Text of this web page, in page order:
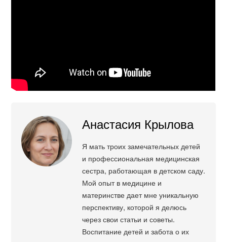
Анастасия Крылова
Я мать троих замечательных детей
и профессиональная медицинская
сестра, работающая в детском саду.
Мой опыт в медицине и
материнстве дает мне уникальную
перспективу, которой я делюсь
через свои статьи и советы.
Воспитание детей и забота о их